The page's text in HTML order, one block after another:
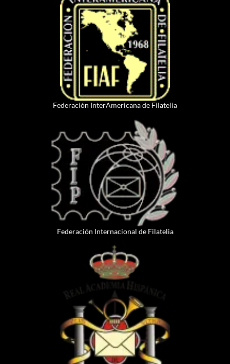
Federación InterAmericana de Filatelia
Federación Internacional de Filatelia